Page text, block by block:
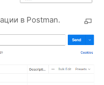
в Postman.